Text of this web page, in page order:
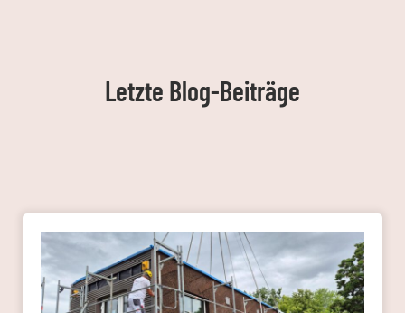
Letzte Blog-Beiträge